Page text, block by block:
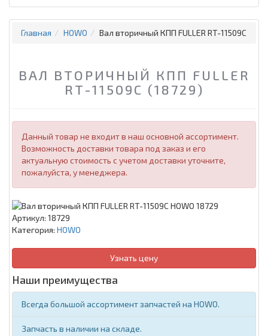
Главная HOWO Вал вторичный КПП FULLER RT-11509C
ВАЛ ВТОРИЧНЫЙ КПП FULLER
RT-11509C (18729)
Данный товар не входит в наш основной ассортимент.
Возможность доставки товара под заказ и его
актуальную стоимость с учетом доставки уточните,
пожалуйста, у менеджера.
Артикул: 18729
Категория: HOWO
Узнать цену
Наши преимущества
Всегда большой ассортимент запчастей на HOWO.
Запчасть в наличии на складе.